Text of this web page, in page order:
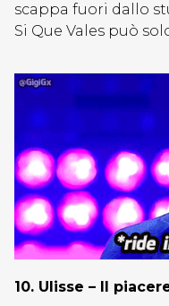
scappa fuori dallo
Si Que Vales può
10. Ulisse – Il